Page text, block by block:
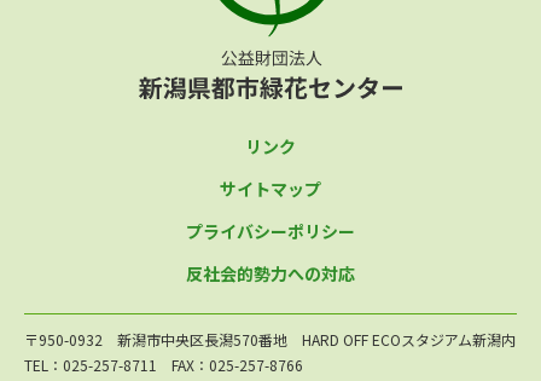
リンク
サイトマップ
プライバシーポリシー
反社会的勢力への対応
〒950-0932 新潟市中央区長潟570番地 HARD OFF ECOスタジアム新潟内
TEL：025-257-8711 FAX：025-257-8766